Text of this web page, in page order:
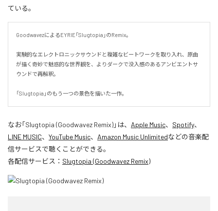
ている。
GoodwavezによるEYRIE「Slugtopia」のRemix。
実験的なエレクトロニックサウンドと複雑なビートワークを取り入れ、原曲
が描く奇妙で魅惑的な世界観を、よりダークで没入感のあるアンビエントサ
ウンドで再解釈。
「Slugtopia」のもう一つの景色を描いた一作。
なお「Slugtopia (Goodwavez Remix)」は、 Apple Music、 Spotify、
LINE MUSIC、 YouTube Music、 Amazon Music Unlimitedなどの音楽配
信サービスで聴くことができる。
各配信サービス： Slugtopia (Goodwavez Remix)